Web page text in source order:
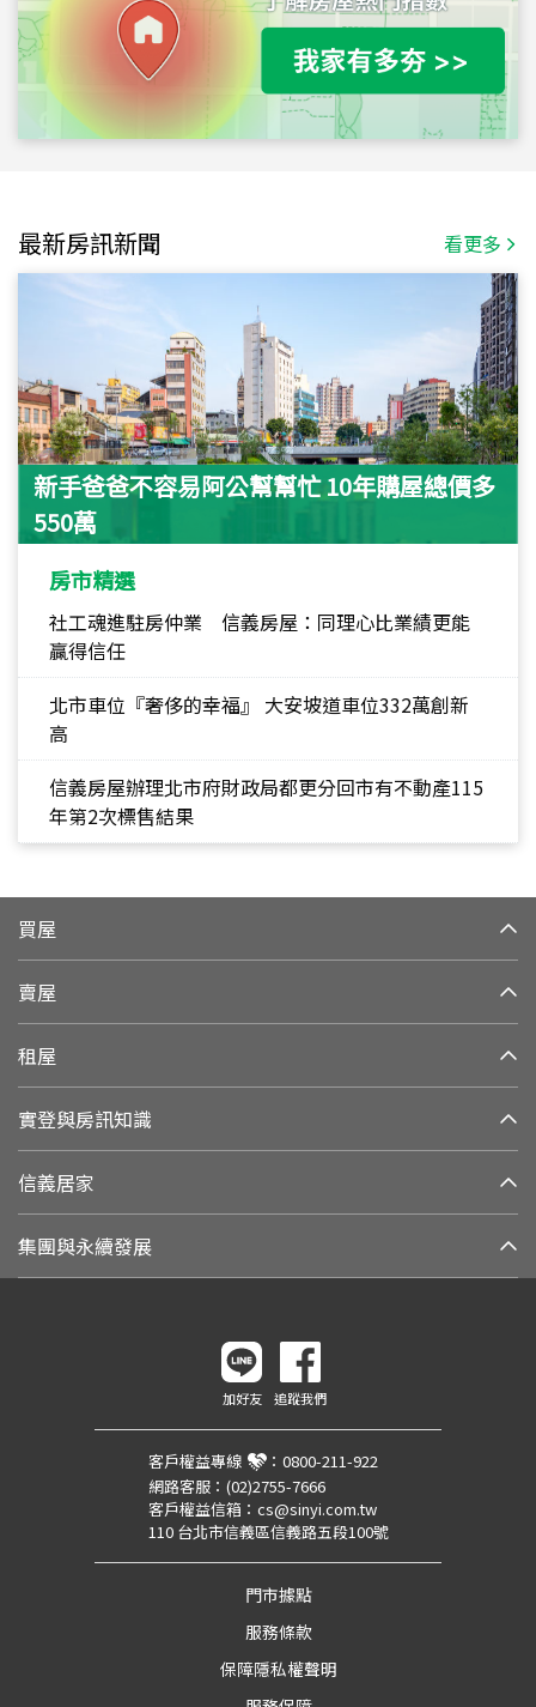
最新房訊新聞 看更多
新手爸爸不容易阿公幫幫忙 10年購屋總價多
550萬
房市精選
社工魂進駐房仲業 信義房屋：同理心比業績更能
贏得信任
北市車位『奢侈的幸福』 大安坡道車位332萬創新
高
信義房屋辦理北市府財政局都更分回市有不動產115
年第2次標售結果
買屋
賣屋
租屋
實登與房訊知識
信義居家
集團與永續發展
加好友 追蹤我們
客戶權益專線 ： 0800-211-922
網路客服： (02)2755-7666
客戶權益信箱： cs@sinyi.com.tw
110 台北市信義區信義路五段100號
門市據點
服務條款
保障隱私權聲明